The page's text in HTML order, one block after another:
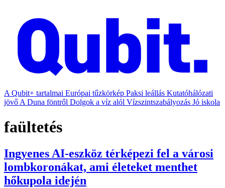
A Qubit+ tartalmai Európai tűzkörkép Paksi leállás Kutatóhálózati
jövő A Duna föntről Dolgok a víz alól Vízszintszabályozás Jó iskola
faültetés
Ingyenes AI-eszköz térképezi fel a városi
lombkoronákat, ami életeket menthet
hőkupola idején